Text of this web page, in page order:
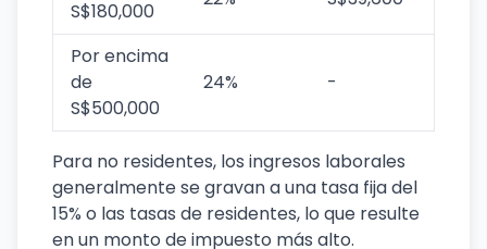
S$180,000
Por encima
de
S$500,000
24% -
Para no residentes, los ingresos laborales
generalmente se gravan a una tasa fija del
15% o las tasas de residentes, lo que resulte
en un monto de impuesto más alto.